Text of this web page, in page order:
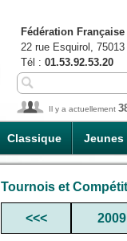
Classique Jeunes
Fédération
22 rue Esquirol,
Tél : 01.53.92.53.20
Il y a actuellement
Tournois et
<<< 2009